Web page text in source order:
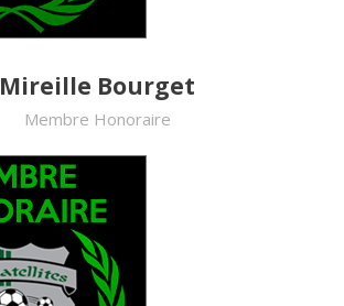
Mireille Bourget
Membre Honoraire